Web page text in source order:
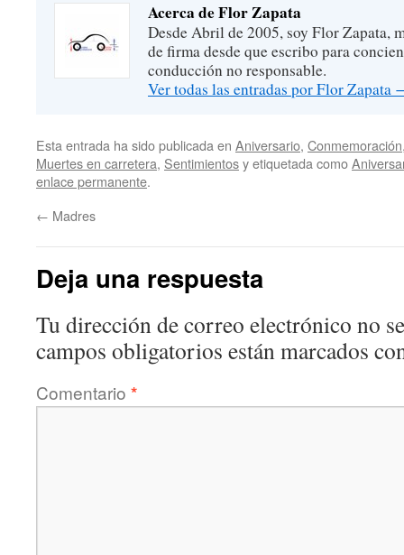
Acerca de Flor Zapata
Desde Abril de 2005, soy Flor Zapata,
de firma desde que escribo para
conducción no responsable.
Ver todas las entradas por Flor Zapata
Esta entrada ha sido publicada en Aniversario, Conmemoración
Muertes en carretera, Sentimientosy etiquetada como
enlace permanente.
← Madres
Deja una respuesta
Tu dirección de correo electrónico no
campos obligatorios están marcados
Comentario *